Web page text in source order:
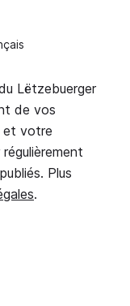
Lëtzebuerger
de vos
et votre
Plus
.